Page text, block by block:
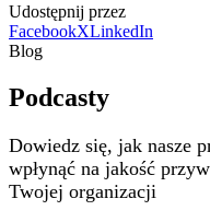
Udostępnij przez
FacebookXLinkedIn
Blog
Podcasty
Dowiedz się, jak nasze
wpłynąć na jakość
Twojej organizacji